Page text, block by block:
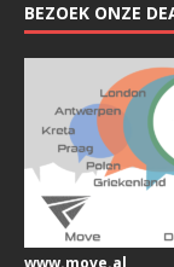
BEZOEK ONZE
www.move.al